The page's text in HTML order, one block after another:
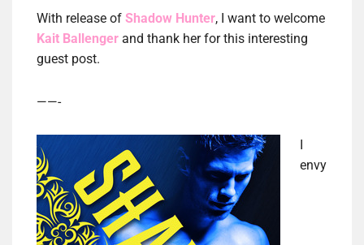
With release of Shadow Hunter, I want to welcome
Kait Ballenger and thank her for this interesting
guest post.
——-
envy